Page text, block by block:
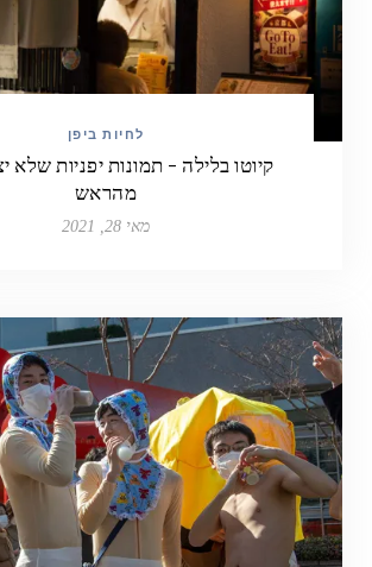
לחיות ביפן
קיוטו בלילה – תמונות יפניות שלא
מהראש
מאי 28, 2021